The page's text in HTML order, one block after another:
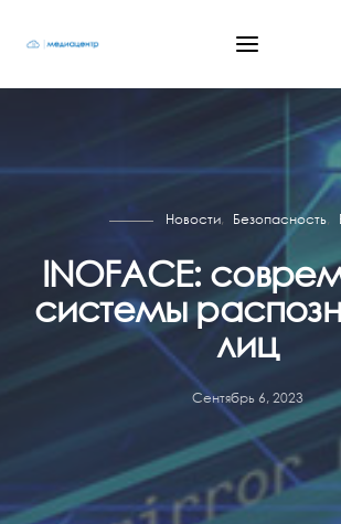
Новости Безопасность
INOFACE:
системы
лиц
Сентябрь 6, 2023